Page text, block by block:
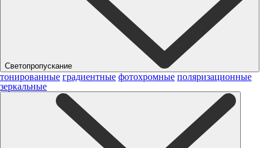
Светопропускание
тонированные градиентные фотохромные поляризационные
зеркальные